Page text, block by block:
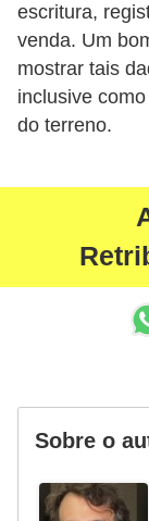
escritura,
venda. Um
mostrar tais
inclusive
do terreno.
Sobre o
f
i
n
a
c
o
s
F